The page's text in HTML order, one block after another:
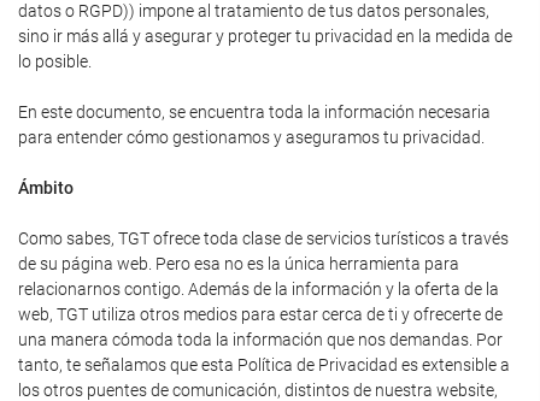
datos o RGPD)) impone al tratamiento de tus datos personales,
sino ir más allá y asegurar y proteger tu privacidad en la medida de
lo posible.
En este documento, se encuentra toda la información necesaria
para entender cómo gestionamos y aseguramos tu privacidad.
Ámbito
Como sabes, TGT ofrece toda clase de servicios turísticos a través
de su página web. Pero esa no es la única herramienta para
relacionarnos contigo. Además de la información y la oferta de la
web, TGT utiliza otros medios para estar cerca de ti y ofrecerte de
una manera cómoda toda la información que nos demandas. Por
tanto, te señalamos que esta Política de Privacidad es extensible a
los otros puentes de comunicación, distintos de nuestra website,